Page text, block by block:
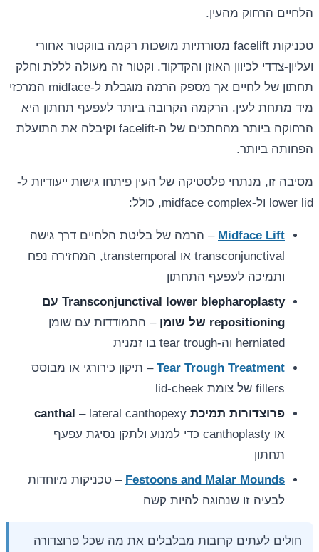
הלחיים הרחוק מהעין.
טכניקות facelift מסורתיות מושכות רקמה בווקטור אחורי
ועליון-צדדי לכיוון האוזן והקדקוד. וקטור זה מעולה לללת וחלק
תחתון של לחיים אך מספק הרמה מוגבלת ל-midface המרכזי
מיד מתחת לעין. הרקמה הקרובה ביותר לעפעף תחתון היא
הרחוקה ביותר מהחתכים של ה-facelift וקיבלה את התועלת
הפחותה ביותר.
מסיבה זו, מנתחי פלסטיקה של העין פיתחו גישות ייעודיות ל-
lower lid ול-midface complex, כולל:
Midface Lift – הרמה של בליטת הלחיים דרך גישה
transconjunctival או transtemporal, המחזירה נפח
ותמיכה לעפעף התחתון
Transconjunctival lower blepharoplasty עם
repositioning של שומן
– התמודדות עם שומן
herniated וה-tear trough בו זמנית
Tear Trough Treatment – תיקון כירורגי או מבוסס
fillers של צומת lid-cheek
פרוצדורות תמיכת canthal – lateral canthopexy
או canthoplasty כדי למנוע ולתקן נסיגת עפעף
תחתון
Festoons and Malar Mounds – טכניקות מיוחדות
לבעיה זו שנהוגה להיות קשה
חולים לעתים קרובות מבלבלים את מה שכל פרוצדורה